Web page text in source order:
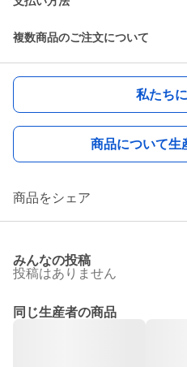
複数商品のご注文について
私たち
商品について生
商品をシェア
みんなの投稿
投稿はありません
同じ生産者の商品